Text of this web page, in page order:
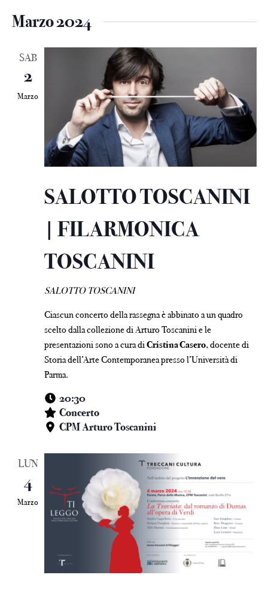
Marzo 2024
SAB
2
Marzo
SALOTTO TOSCANINI
| FILARMONICA
TOSCANINI
SALOTTO TOSCANINI
Ciascun concerto della rassegna è abbinato a un quadro
scelto dalla collezione di Arturo Toscanini e le
presentazioni sono a cura diCristina Casero, docente di
Storia dell’Arte Contemporanea presso l’Università di
Parma.
20:30
Concerto
CPM Arturo Toscanini
LUN
4
Marzo